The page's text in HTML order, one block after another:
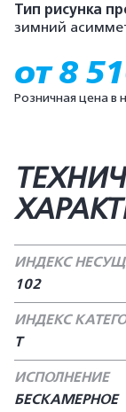
Тип рисунка
зимний
от 8
Розничная цена в
ИНДЕКС
102
ИНДЕКС
T
ИСПОЛНЕНИЕ
БЕСКАМЕРНОЕ